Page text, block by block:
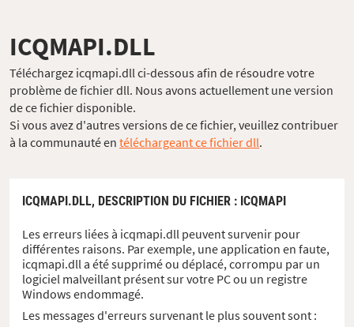
ICQMAPI.DLL
Téléchargez icqmapi.dll ci-dessous afin de résoudre votre
problème de fichier dll. Nous avons actuellement une version
de ce fichier disponible.
Si vous avez d'autres versions de ce fichier, veuillez contribuer
à la communauté en téléchargeant ce fichier dll.
ICQMAPI.DLL, DESCRIPTION DU FICHIER : ICQMAPI
Les erreurs liées à icqmapi.dll peuvent survenir pour
différentes raisons. Par exemple, une application en faute,
icqmapi.dll a été supprimé ou déplacé, corrompu par un
logiciel malveillant présent sur votre PC ou un registre
Windows endommagé.
Les messages d'erreurs survenant le plus souvent sont :